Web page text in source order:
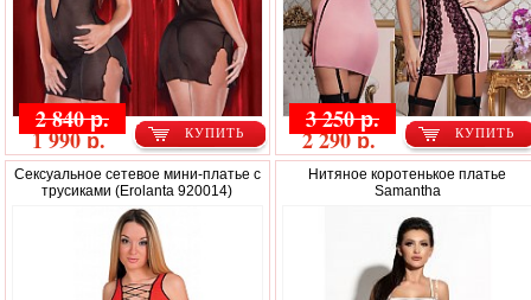
КУПИТЬ
2 840 р.
1 990 р. КУПИТЬ
3 250 р.
2 290 р.
Сексуальное сетевое мини-платье c
трусиками (Erolanta 920014)
Нитяное коротенькое платье
Samantha